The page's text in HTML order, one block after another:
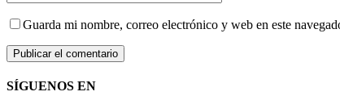
Guarda mi nombre, correo electrónico y web en este
SÍGUENOS EN